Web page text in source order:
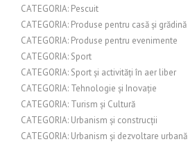
CATEGORIA: Pescuit
CATEGORIA: Produse pentru casă și grădină
CATEGORIA: Produse pentru evenimente
CATEGORIA: Sport
CATEGORIA: Sport și activități în aer liber
CATEGORIA: Tehnologie și Inovație
CATEGORIA: Turism și Cultură
CATEGORIA: Urbanism și construcții
CATEGORIA: Urbanism și dezvoltare urbană